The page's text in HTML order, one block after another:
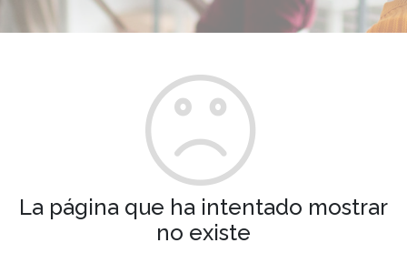
La página que ha intentado mostrar
no existe